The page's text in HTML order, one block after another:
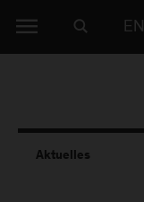
EN
Aktuelles